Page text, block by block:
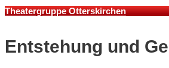
Theatergruppe Otterskirchen
Entstehung und